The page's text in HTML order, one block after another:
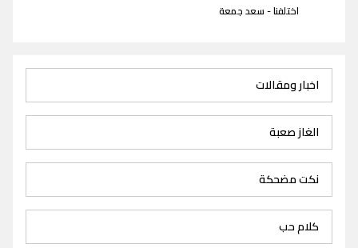
اختلفنا - سعد جمعة
اخبار ومقالات
الغاز صعبة
نكت مضحكة
كلام حب